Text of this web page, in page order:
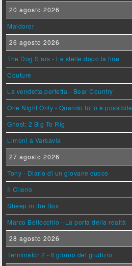
20 agosto 2026
Maldoror
26 agosto 2026
The Dog Stars - Le stelle dopo la fine
Couture
La vendetta perfetta - Bear Country
One Night Only - Quando tutto è possibile
Ghost: 2 Big To Rig
Limoni a Varsavia
27 agosto 2026
Tony - Diario di un giovane cuoco
Il Cileno
Sheep in the Box
Marco Bellocchio - La porta della realtà
28 agosto 2026
Terminator 2 - Il giorno del giudizio